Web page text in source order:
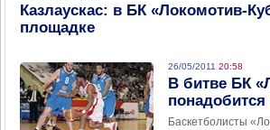
Казлаускас: в БК «Локомотив-
площадке
26/05/2011 20:58
В битве БК
понадобится
Баскетболисты